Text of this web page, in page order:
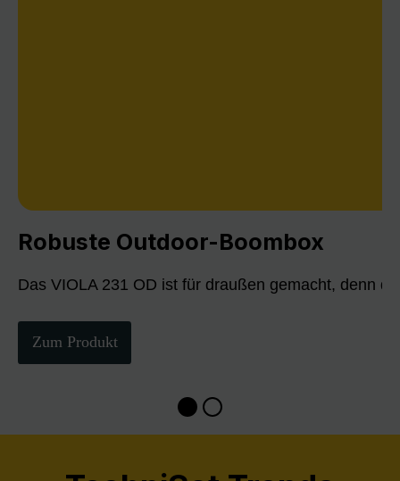
Robuste Outdoor-Boombox
Das VIOLA 231 OD ist für draußen gemacht, denn
Zum Produkt